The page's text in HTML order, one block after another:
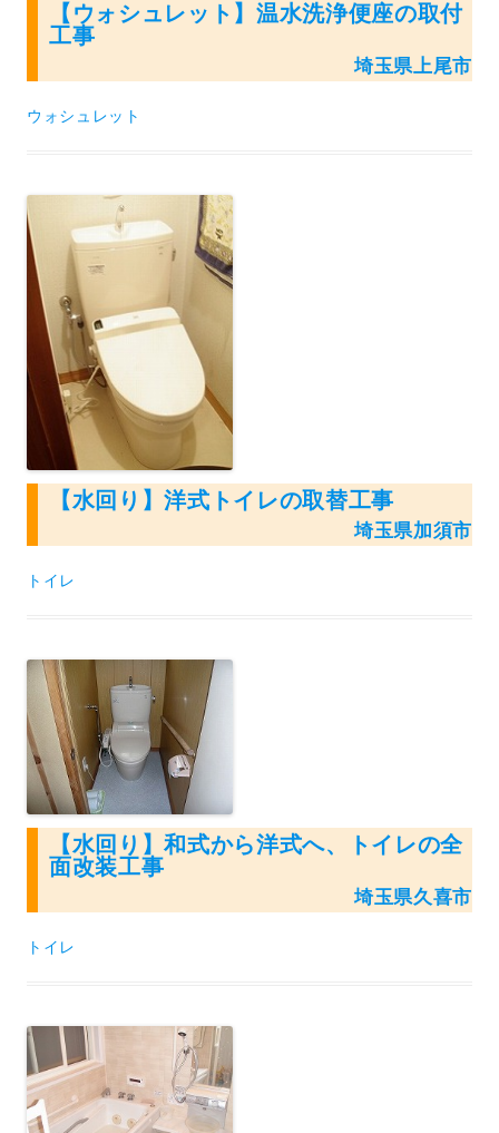
【ウォシュレット】温水洗浄便座の取付
工事
埼玉県上尾市
ウォシュレット
【水回り】洋式トイレの取替工事
埼玉県加須市
トイレ
【水回り】和式から洋式へ、トイレの全
面改装工事
埼玉県久喜市
トイレ